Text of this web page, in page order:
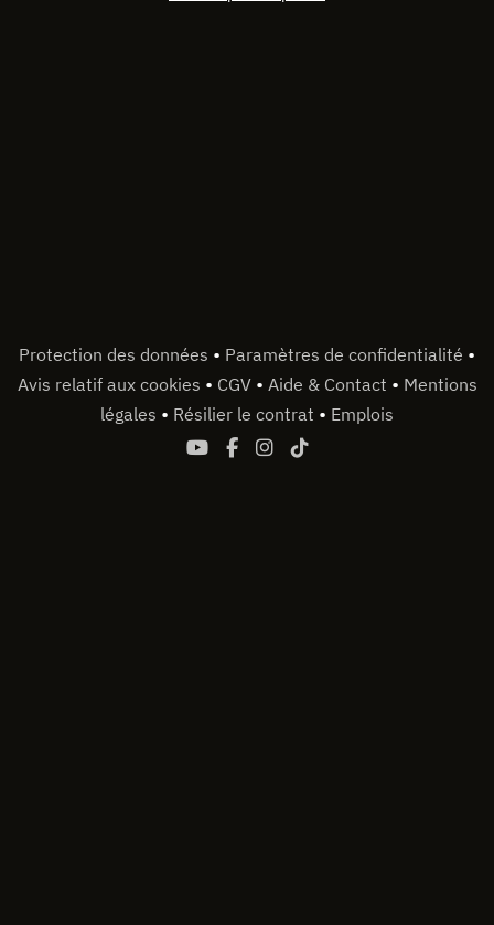
Protection des données • Paramètres de confidentialité •
Avis relatif aux cookies • CGV • Aide & Contact • Mentions
légales • Résilier le contrat • Emplois